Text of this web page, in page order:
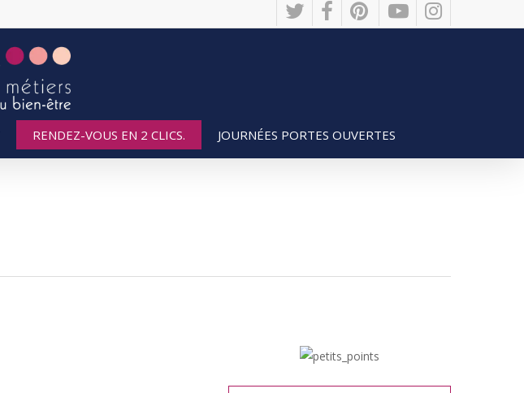
twitter facebookpinterestyoutubeinstagram
RENDEZ-VOUS EN 2 CLICS. JOURNÉES PORTES OUVERTES